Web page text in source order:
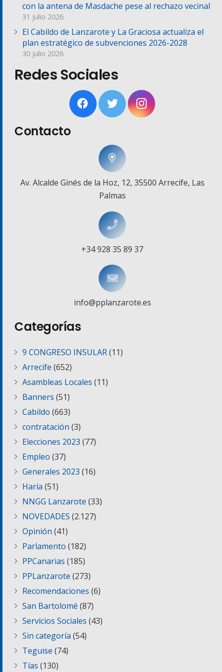
con la antena de Masdache pese al rechazo vecinal
31 julio 2026
El Cabildo de Lanzarote y La Graciosa actualiza el
plan estratégico de subvenciones 2026-2028
30 julio 2026
Redes Sociales
Contacto
Av. Alcalde Ginés de la Hoz, 12, 35500 Arrecife, Las
Palmas
+34 928 35 89 37
info@pplanzarote.es
Categorías
9 CONGRESO INSULAR(11)
Arrecife (652)
Asambleas Locales (11)
Banners (51)
Cabildo (663)
contratación (3)
Elecciones 2023 (77)
Empleo (37)
Generales 2023 (16)
Haría (51)
NNGG Lanzarote (33)
NOVEDADES (2.127)
Opinión (41)
Parlamento (182)
PPCanarias (185)
PPLanzarote (273)
Recomendaciones (6)
San Bartolomé (87)
Servicios Sociales (43)
Sin categoría (54)
Teguise (74)
Tías (130)